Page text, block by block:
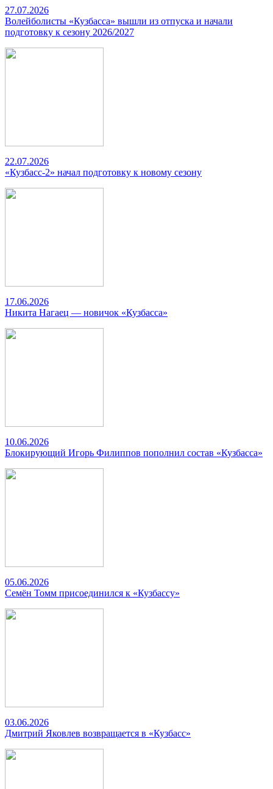
27.07.2026
Волейболисты «Кузбасса» вышли из отпуска и начали
подготовку к сезону 2026/2027
22.07.2026
«Кузбасс-2» начал подготовку к новому сезону
17.06.2026
Никита Нагаец — новичок «Кузбасса»
10.06.2026
Блокирующий Игорь Филиппов пополнил состав «Кузбасса»
05.06.2026
Семён Томм присоединился к «Кузбассу»
03.06.2026
Дмитрий Яковлев возвращается в «Кузбасс»